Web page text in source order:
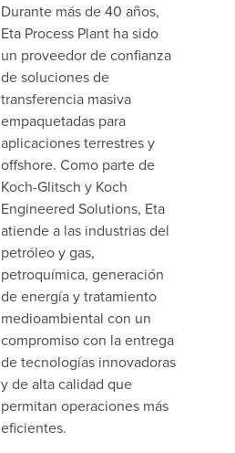
Durante más de 40 años,
Eta Process Plant ha sido
un proveedor de confianza
de soluciones de
transferencia masiva
empaquetadas para
aplicaciones terrestres y
offshore. Como parte de
Koch-Glitsch y Koch
Engineered Solutions, Eta
atiende a las industrias del
petróleo y gas,
petroquímica, generación
de energía y tratamiento
medioambiental con un
compromiso con la entrega
de tecnologías innovadoras
y de alta calidad que
permitan operaciones más
eficientes.